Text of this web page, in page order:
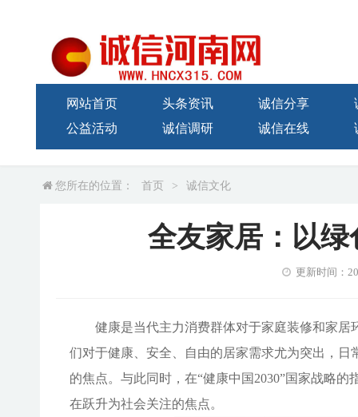
网站首页 头条资讯 诚信分享
公益活动
诚信调研 诚信在线
您所在的位置： 首页 > 诚信文化
全友家居：以绿
更新时间：
健康是当代主力消费群体对于家庭装修和家
们对于健康、安全、自由的居家需求尤为突出，
的焦点。与此同时，在“健康中国2030”国家战略
在跃升为社会关注的焦点。